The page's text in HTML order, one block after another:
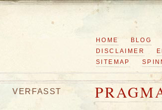
HOME BLOG
DISCLAIMER
SITEMAP
VERFASST